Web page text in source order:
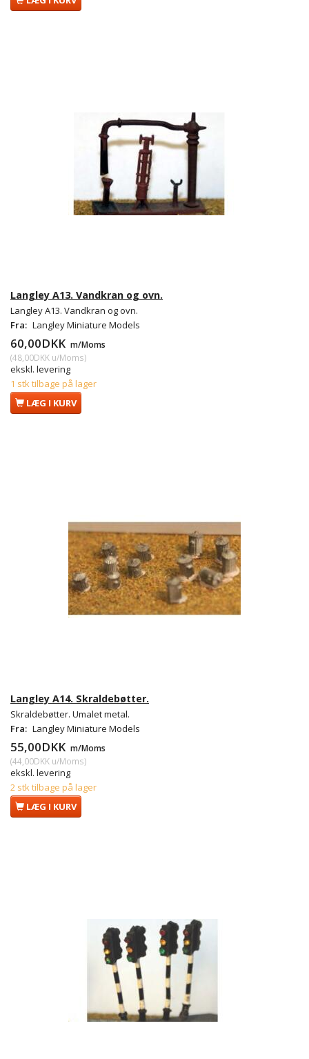
Langley A13. Vandkran og ovn.
Langley A13. Vandkran og ovn.
Fra: Langley Miniature Models
60,00DKK m/Moms
(48,00DKK u/Moms)
ekskl. levering
1 stk tilbage på lager
LÆG I KURV
Langley A14. Skraldebøtter.
Skraldebøtter. Umalet metal.
Fra: Langley Miniature Models
55,00DKK m/Moms
(44,00DKK u/Moms)
ekskl. levering
2 stk tilbage på lager
LÆG I KURV